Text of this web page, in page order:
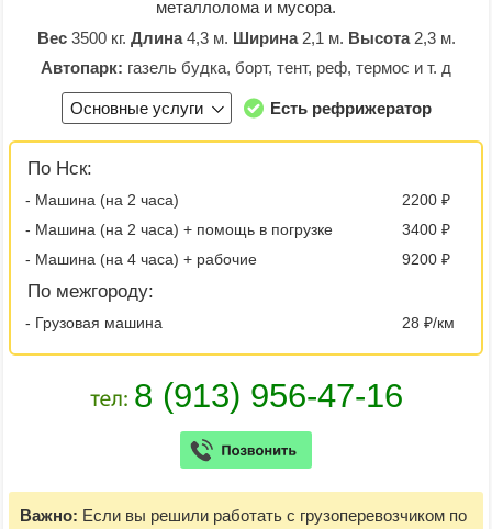
металлолома и мусора.
Вес3500 кг. Длина4,3 м. Ширина2,1 м. Высота2,3 м.
Автопарк: газель будка, борт, тент, реф, термос и т. д
Основные услуги Есть рефрижератор
По Нск:
- Машина (на 2 часа)
2200 ₽
- Машина (на 2 часа) + помощь в погрузке
3400 ₽
- Машина (на 4 часа) + рабочие
9200 ₽
По межгороду:
- Грузовая машина 28 ₽/км
Важно: Если вы решили работать с грузоперевозчиком по